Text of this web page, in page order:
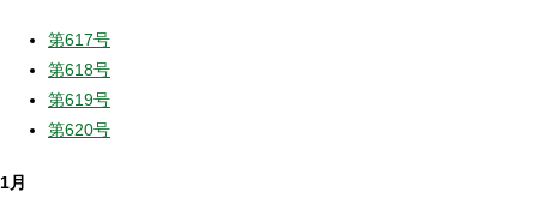
第617号
第618号
第619号
第620号
1月